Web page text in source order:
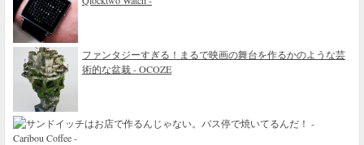
ファンタジーすぎる！まるで映画の舞台を作るかのような芸
術的な盆栽 - OCOZE